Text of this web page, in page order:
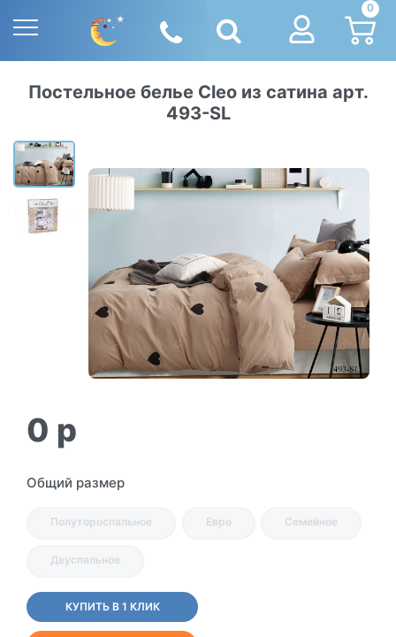
0
Постельное белье Cleo из сатина арт.
493-SL
0 p
Общий размер
Полутороспальное Евро Семейное
Двуспальное
КУПИТЬ В 1 КЛИК